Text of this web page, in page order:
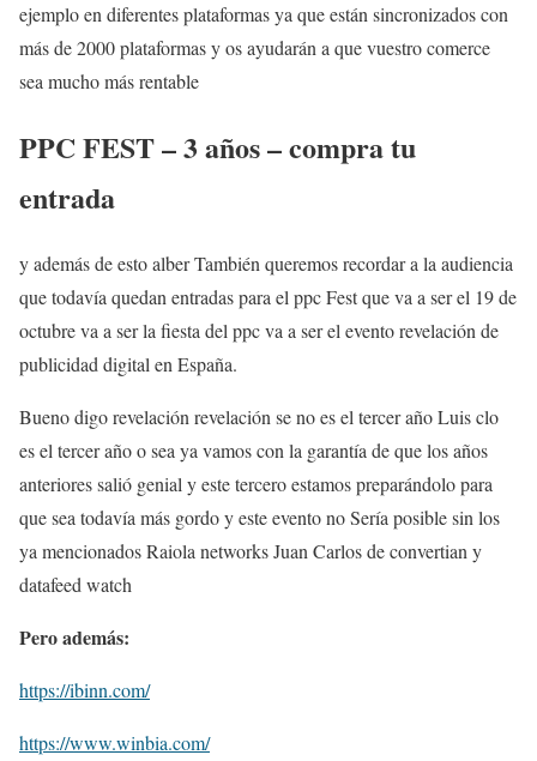
ejemplo en diferentes plataformas ya que están sincronizados con
más de 2000 plataformas y os ayudarán a que vuestro comerce
sea mucho más rentable
PPC FEST – 3 años – compra tu
entrada
y además de esto alber También queremos recordar a la audiencia
que todavía quedan entradas para el ppc Fest que va a ser el 19 de
octubre va a ser la fiesta del ppc va a ser el evento revelación de
publicidad digital en España.
Bueno digo revelación revelación se no es el tercer año Luis clo
es el tercer año o sea ya vamos con la garantía de que los años
anteriores salió genial y este tercero estamos preparándolo para
que sea todavía más gordo y este evento no Sería posible sin los
ya mencionados Raiola networks Juan Carlos de convertian y
datafeed watch
Pero además:
https://ibinn.com/
https://www.winbia.com/